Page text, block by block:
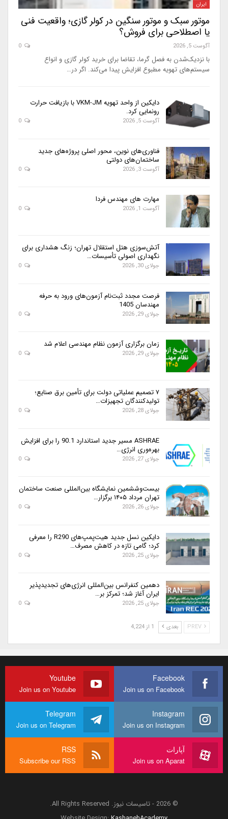
ایران
موتور سبک و موتور سنگین در کولر گازی؛ واقعیت فنی
یا اصطلاحی برای فروش؟
آگوست 5, 2026
با نزدیک‌شدن به فصل گرما، تقاضا برای خرید کولر گازی و انواع
سیستم‌های تهویه مطبوع افزایش پیدا می‌کند. اگر در…
دایکین از واحد تهویه VKM-JM با بازیافت حرارت
رونمایی کرد.
آگوست 5, 2026
فناوری‌های نوین، محور اصلی پروژه‌های جدید
ساختمان‌های دولتی
آگوست 3, 2026
مهارت های مهندس فردا
آگوست 1, 2026
آتش‌سوزی هتل استقلال تهران؛ زنگ هشداری برای
نگهداری اصولی تأسیسات…
جولای 30, 2026
فرصت مجدد ثبت‌نام آزمون‌های ورود به حرفه
مهندسان 1405
جولای 29, 2026
زمان برگزاری آزمون نظام مهندسی اعلام شد
جولای 29, 2026
۷ تصمیم عملیاتی دولت برای تأمین برق صنایع؛
تولیدکنندگان تجهیزات…
جولای 28, 2026
ASHRAE مسیر جدید استاندارد 90.1 را برای افزایش
بهره‌وری انرژی…
جولای 27, 2026
بیست‌وششمین نمایشگاه بین‌المللی صنعت ساختمان
تهران مرداد ۱۴۰۵ برگزار…
جولای 26, 2026
دایکین نسل جدید هیت‌پمپ‌های R290 را معرفی
کرد؛ گامی تازه در کاهش مصرف…
جولای 25, 2026
دهمین کنفرانس بین‌المللی انرژی‌های تجدیدپذیر
ایران آغاز شد؛ تمرکز بر…
جولای 25, 2026
بعدی 1 از 4,224
Facebook
Join us on Facebook
Youtube
Join us on Youtube
Instagram
Join us on Instagram
Telegram
Join us on Telegram
آپارات
Join us on Aparat
RSS
Subscribe our RSS
© 2026 - تاسیسات نیوز. All Rights Reserved.